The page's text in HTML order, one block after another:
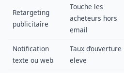
Retargeting
publicitaire
Touche les
acheteurs hors
email
Notification
texte ou web
Taux d’ouverture
eleve